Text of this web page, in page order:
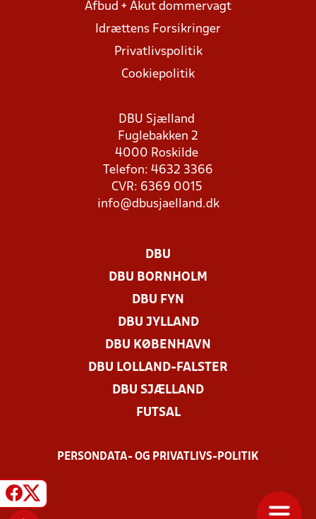
Afbud + Akut dommervagt
Idrættens Forsikringer
Privatlivspolitik
Cookiepolitik
DBU Sjælland
Fuglebakken 2
4000 Roskilde
Telefon: 4632 3366
CVR: 6369 0015
info@dbusjaelland.dk
DBU
DBU BORNHOLM
DBU FYN
DBU JYLLAND
DBU KØBENHAVN
DBU LOLLAND-FALSTER
DBU SJÆLLAND
FUTSAL
PERSONDATA- OG PRIVATLIVS-POLITIK